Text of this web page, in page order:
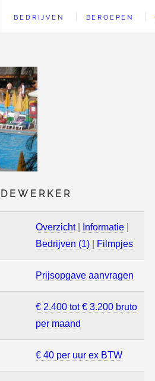
Overzicht| Informatie
Bedrijven (1)
Filmpjes
Prijsopgave aanvragen
€ 2.400 tot € 3.200 bruto
per maand
€ 40 per uur ex BTW
BEDRIJVEN BEROEPEN